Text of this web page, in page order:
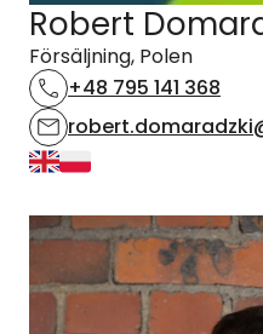
Robert
Försäljning, Polen
+48 795 141 368